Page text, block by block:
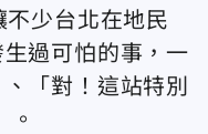
少台北在地民
過可怕的事，一
「對！這站特別